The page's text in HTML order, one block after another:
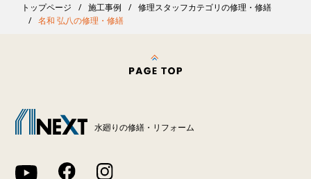
トップページ 施工事例
修理スタッフカテゴリの修理・修繕
名和 弘八の修理・修繕
水廻りの修繕・リフォーム